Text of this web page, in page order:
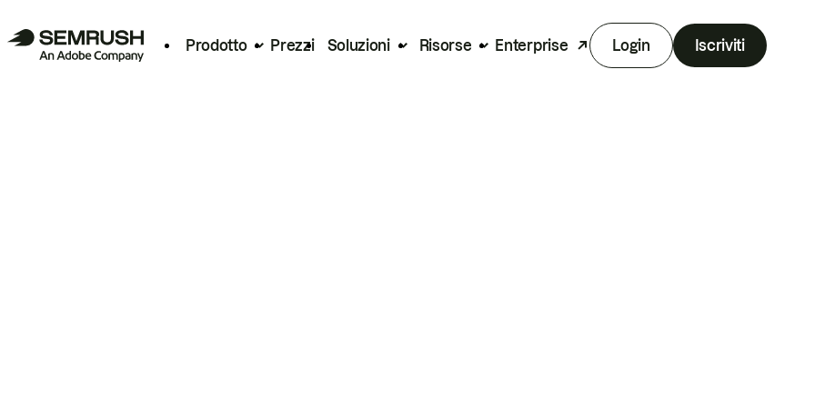
Prodotto Prezzi Soluzioni Risorse Enterprise Login Iscriviti